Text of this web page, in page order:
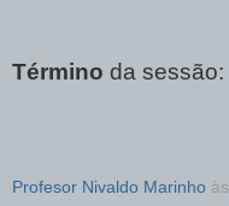
Término da sessão:
Profesor Nivaldo Marinho às